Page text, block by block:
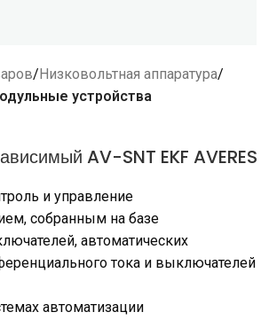
Низковольтная аппаратура
устройства
AV-SNT EKF AVERES
и управление
собранным на базе
автоматических
тока и выключателей
автоматизации